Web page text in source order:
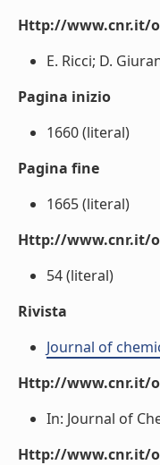
Http://www.cnr.it/
E. Ricci; D.
Pagina inizio
1660 (literal)
Pagina fine
1665 (literal)
Http://www.cnr.it/
54 (literal)
Rivista
Journal of
Http://www.cnr.it/
In: Journal of
Http://www.cnr.it/